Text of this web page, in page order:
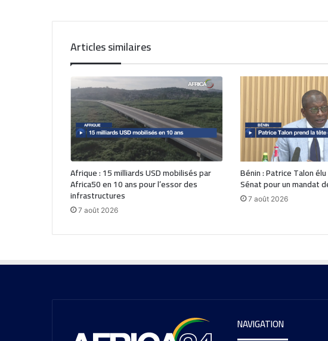
Articles similaires
Afrique : 15 milliards USD mobilisés par
Africa50 en 10 ans pour l’essor des
infrastructures
7 août 2026
Bénin : Patrice Talon
Sénat pour un mandat
7 août 2026
NAVIGATION